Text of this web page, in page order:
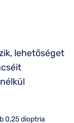
lehetőséget
0,25 dioptria